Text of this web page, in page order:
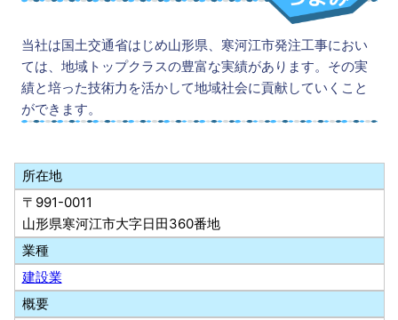
当社は国土交通省はじめ山形県、寒河江市発注工事におい
ては、地域トップクラスの豊富な実績があります。その実
績と培った技術力を活かして地域社会に貢献していくこと
ができます。
所在地
〒991-0011
山形県寒河江市大字日田360番地
業種
建設業
概要